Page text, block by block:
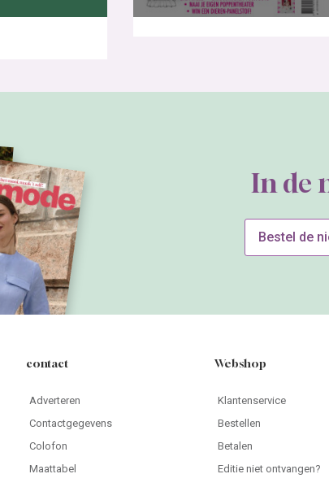
In de
Bestel de
contact
Adverteren
Contactgegevens
Colofon
Maattabel
Webshop
Klantenservice
Bestellen
Betalen
Editie niet ontvangen?